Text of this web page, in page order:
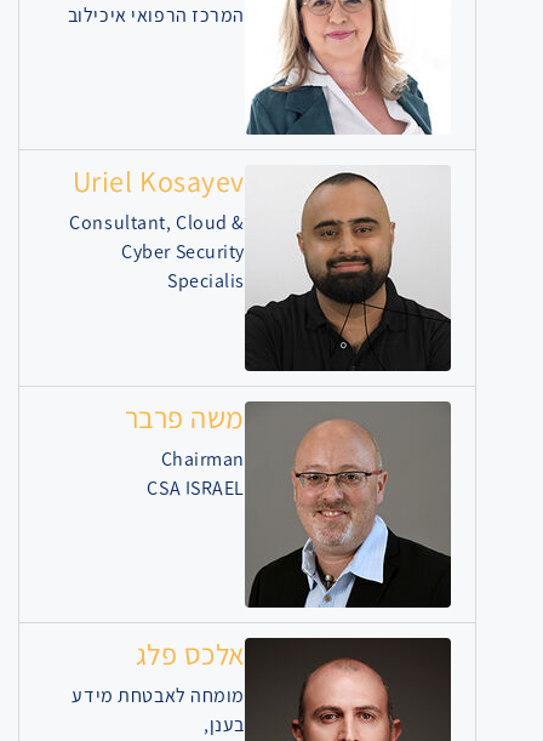
המרכז הרפואי איכילוב
Uriel Kosayev
Consultant, Cloud &
Cyber Security
Specialis
משה פרבר
Chairman
CSA ISRAEL
אלכס פלג
מומחה לאבטחת מידע
בענן,